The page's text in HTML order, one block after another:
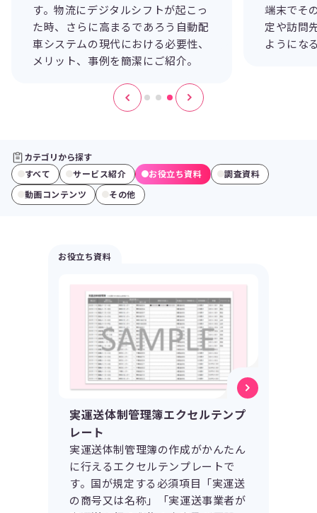
す。物流にデジタルシフトが起こっ
た時、さらに高まるであろう自動配
車システムの現代における必要性、
メリット、事例を簡潔にご紹介。
端末でそ
定や訪問
ようにな
カテゴリから探す
すべて
サービス紹介 お役立ち資料
調査資料
動画コンテンツ
その他
お役立ち資料
実運送体制管理簿エクセルテンプ
レート
実運送体制管理簿の作成がかんたん
に行えるエクセルテンプレートで
す。国が規定する必須項目「実運送
の商号又は名称」「実運送事業者が